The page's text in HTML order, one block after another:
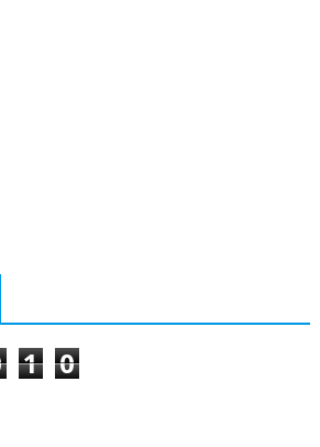
1 0